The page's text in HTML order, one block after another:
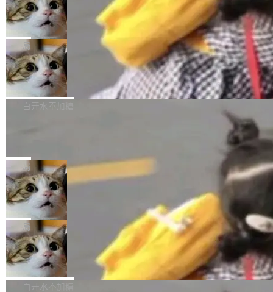
意味着一个无人看管的 AI 程序，在近半年时间
里日夜不停地"烧钱"。 复盘显示，...
而美国模型厂商在"闭门造车"。他的原话是 "buil
ding in silos"——各自为战，互不通气。 这个判
断从他嘴里说出来分量不同。Hugging Face 是
全球最大的开源 AI 平台，上面跑着上百万个模
型。谁在开源赛道上领先，...
序给别人用。偶尔有人自己写个博客系统、智能
家居控制、家庭实验室，都算稀奇事。 Crawsh
aw 是 Shelley 的作者，一个开源 AI coding age
nt。他最近在博客上写了一篇文章，核心论点很
简单：开发者工具必须开源。 理由不是传统的自
由软件情怀，而是一个跟 AI agent 直接相关的
技术判断。 两行 prompt 就能个性化任何软件 C
DeepSeek Harness 宣布内测邀请，全
网最大规模开源 Agent 路演现场诞生
一条内测招募帖，发出去的时候大概没人想到它
会变成一场开源 Agent 生态的路演。 8月1日，
DeepSeek Harness 团队负责人崔添翼（tiany
i）在 X 上发帖： 「如果你是 Agent Harness 相
关开源项目的开发者，希望参加 DeepSeek Har
ness 的内测，可以回复或私信联系我。请附上
Harness 负责把能力落到真实环境中——调用工
具、读写文件、管理上下文、处理错误、完成闭
环。崔添翼招人的标...
局
商汤 SenseNova U1.5-Lite-Preview
开源
商汤科技宣布面向社区开源轻量级统一多模态模
型的预览版本 SenseNova U1.5-Lite-Preview。
理解、推理、生成与编辑，还仅以 8B-MoT 的轻
量大小，将能力推进到4K、更精细的真实质感、
更复杂的视觉控制和可持续迭代编辑。 相比 U
1，U1.5-Lite-Preview 在以下方向上带来了显著
提升： 原生支持4K图像生成； 更精细的局部纹
理、细节与真实世界质感； 更准确的中英文文字
生成与复杂版式组织； 更稳定的图...
白开水不加糖
nap。这次是 hwctl——一个用来检查 Ubuntu
硬件认证状态的命令行工具。 Canonical 工程师
Alan Griffiths 在邮件列表中说得很直白：「hwc
tl 是一个 Ubuntu 专有的包，它和它的依赖项都
是 Ubuntu 专有的，不会用在其他发行版上。」
所以 deb 版本的受众实际上为零。既然只有 Ub
untu 用户在用，那用 snap 打包就没什么可纠结
的。 从 deb 到 snap 的迁移路径 hwctl 是 rust-
hwlib 硬件 API 库的一部分，命令行工具负责查
局
Dario Amodei 担心新人来 Anthropic
只为金钱，不为使命
顶级 AI 研究员在两家公司之间来回跳，中间只
隔了几天。 Lilian Weng 上周刚宣布因健康原因
离开 Thinking Machines Lab，说自己作为联合
创始人的角色「太累了」。几天后，The Inform
ation 就曝出她将重回 OpenAI，负责递归自我
改进方向的研究。她是 Thinking Machines 过
局
FFmpeg 9.0 发布
FFmpeg 9.0 现已发布，包含多项改进。官方更
新日志列出的 9.0 版本主要更新内容如下： 扩
白开水不加糖